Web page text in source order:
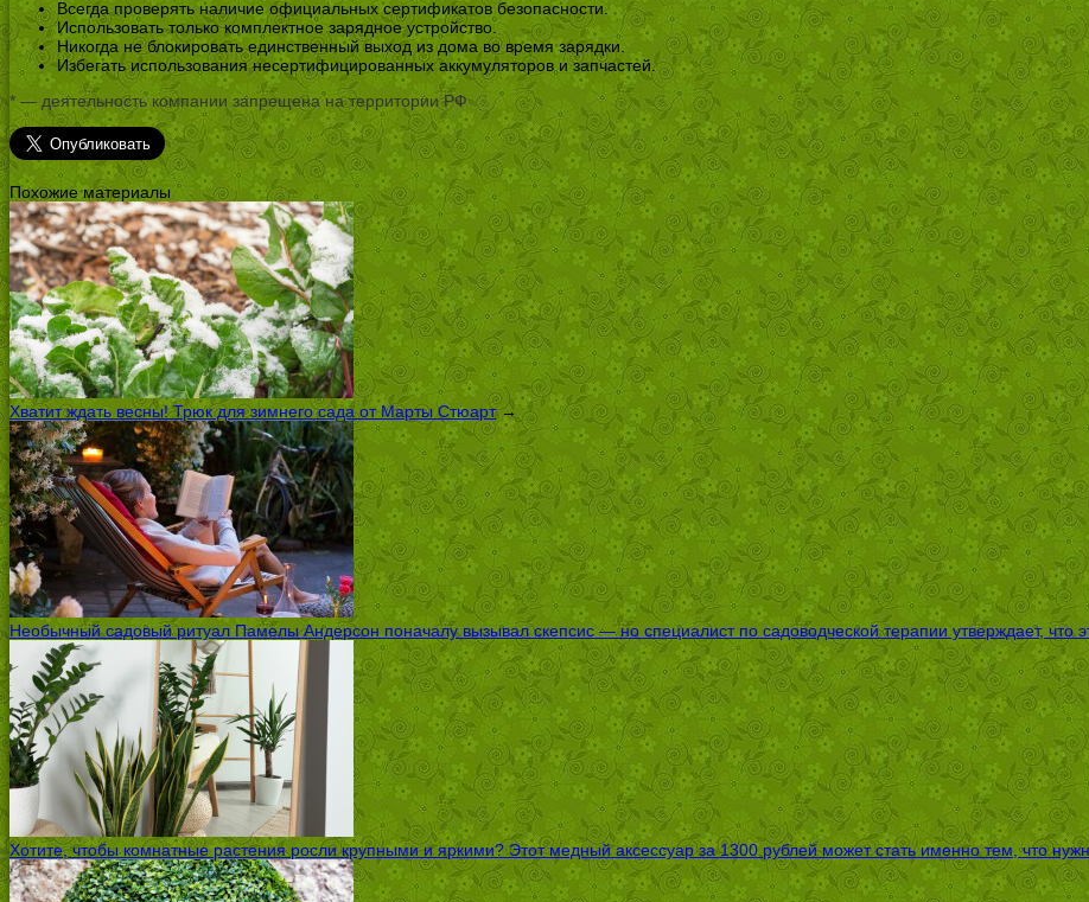
Всегда проверять наличие официальных сертификатов безопасности.
Использовать только комплектное зарядное устройство.
Никогда не блокировать единственный выход из дома во время зарядки.
Избегать использования несертифицированных аккумуляторов и запчастей.
* — деятельность компании запрещена на территории РФ
Похожие материалы
Хватит ждать весны! Трюк для зимнего сада от Марты Стюарт→
Необычный садовый ритуал Памелы Андерсон поначалу вызывал скепсис — но специалист по садоводческой терапии утверждает, что
Хотите, чтобы комнатные растения росли крупными и яркими? Этот медный аксессуар за 1300 рублей может стать именно тем, что